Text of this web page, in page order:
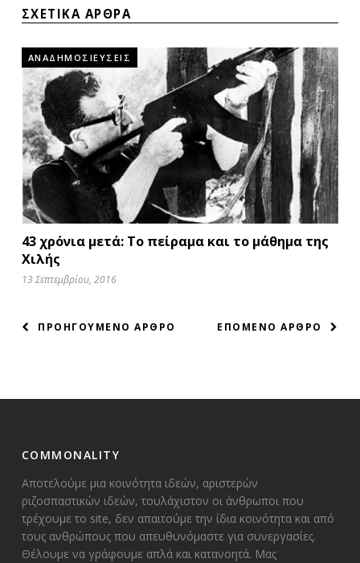
ΣΧΕΤΙΚΑ ΑΡΘΡΑ
ΑΝΑΔΗΜΟΣΙΕΥΣΕΙΣ
43 χρόνια μετά: Το πείραμα και το μάθημα της
Χιλής
13 Σεπτεμβρίου, 2016
ΠΛΟΗΓΗΣΗ
ΕΠΟΜΕΝΟ ΑΡΘΡΟ
ΠΡΟΗΓΟΥΜΕΝΟ ΑΡΘΡΟ
COMMONALITY
Αποτελούμε μια κοινότητα ιδεών, αριστερών
ριζοσπαστικών ιδεών, τουλάχιστον οι άνθρωποι που
τρέχουμε το site, δεν απαιτούμε την ίδια κοινότητα και από
τους ανθρώπους που απευθυνόμαστε για συνεργασίες.
Θέλουμε να γράφουμε απλά και κατανοητά. Μας